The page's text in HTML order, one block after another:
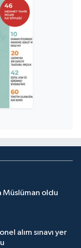
Müslüman oldu
alım sınavı yer